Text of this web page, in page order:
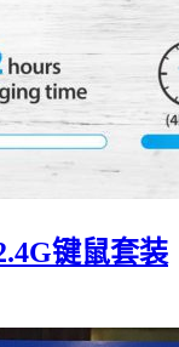
键鼠套装